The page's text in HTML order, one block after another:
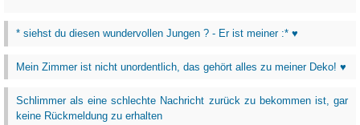
* siehst du diesen wundervollen Jungen ? - Er ist meiner :* ♥
Mein Zimmer ist nicht unordentlich, das gehört alles zu meiner Deko! ♥
Schlimmer als eine schlechte Nachricht zurück zu bekommen ist, gar
keine Rückmeldung zu erhalten